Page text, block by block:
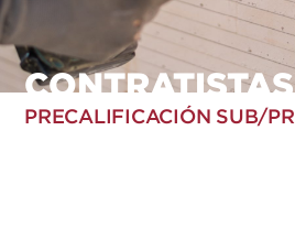
CONTRATISTAS
PRECALIFICACIÓN SUB/